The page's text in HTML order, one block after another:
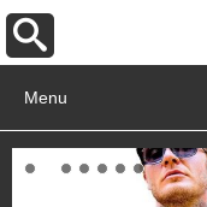
Menu